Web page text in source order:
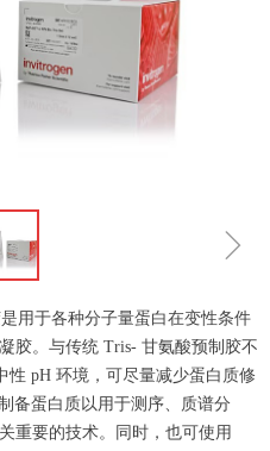
ꁇ
用于各种分子量蛋白在变性条件
胶。与传统 Tris- 甘氨酸预制胶不
性 pH 环境，可尽量减少蛋白质修
备蛋白质以用于测序、质谱分
重要的技术。同时，也可使用